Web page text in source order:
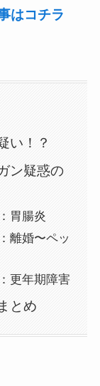
はコチラ
い！？
ン疑惑の
胃腸炎
離婚〜ペッ
更年期障害
とめ